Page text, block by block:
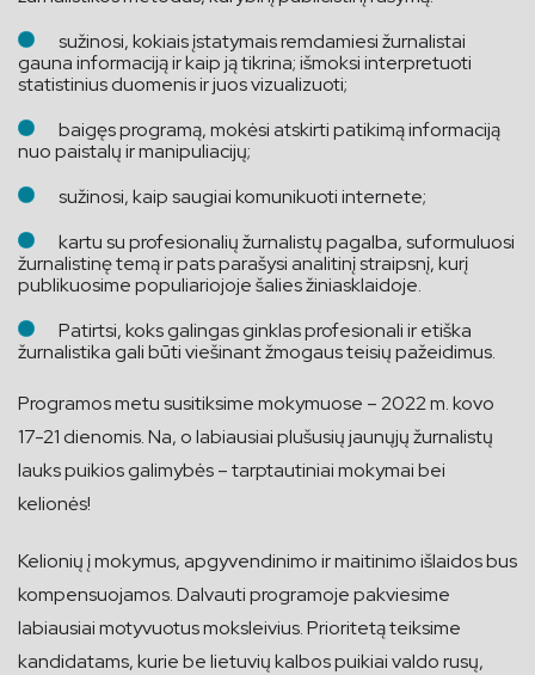
sužinosi, kokiais įstatymais remdamiesi žurnalistai
gauna informaciją ir kaip ją tikrina; išmoksi interpretuoti
statistinius duomenis ir juos vizualizuoti;
baigęs programą, mokėsi atskirti patikimą informaciją
nuo paistalų ir manipuliacijų;
sužinosi, kaip saugiai komunikuoti internete;
kartu su profesionalių žurnalistų pagalba, suformuluosi
žurnalistinę temą ir pats parašysi analitinį straipsnį, kurį
publikuosime populiariojoje šalies žiniasklaidoje.
Patirtsi, koks galingas ginklas profesionali ir etiška
žurnalistika gali būti viešinant žmogaus teisių pažeidimus.
Programos metu susitiksime mokymuose – 2022 m. kovo
17-21 dienomis. Na, o labiausiai plušusių jaunųjų žurnalistų
lauks puikios galimybės – tarptautiniai mokymai bei
kelionės!
Kelionių į mokymus, apgyvendinimo ir maitinimo išlaidos bus
kompensuojamos. Dalvauti programoje pakviesime
labiausiai motyvuotus moksleivius. Prioritetą teiksime
kandidatams, kurie be lietuvių kalbos puikiai valdo rusų,